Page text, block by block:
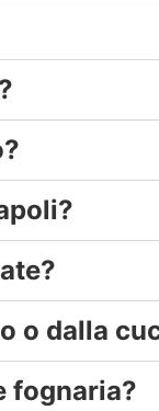
o dalla
fognaria?